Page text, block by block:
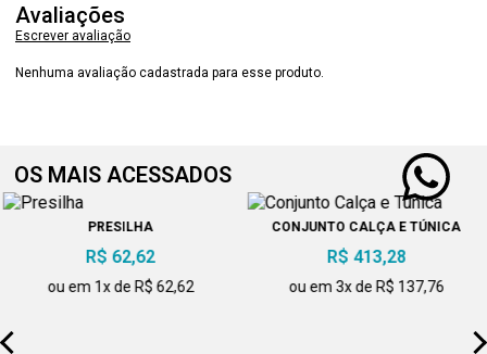
Avaliações
Escrever avaliação
Nenhuma avaliação cadastrada para esse produto.
OS MAIS ACESSADOS
PRESILHA
R$ 62,62
ou em 1x de R$ 62,62
CONJUNTO CALÇA E TÚNICA
R$ 413,28
ou em 3x de R$ 137,76